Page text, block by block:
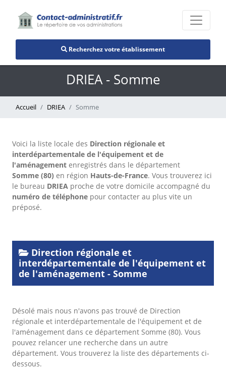
Recherchez votre établissement
DRIEA - Somme
Accueil DRIEA Somme
Voici la liste locale des Direction régionale et
interdépartementale de l'équipement et de
l'aménagement enregistrés dans le département
Somme (80) en région Hauts-de-France. Vous trouverez ici
le bureau DRIEA proche de votre domicile accompagné du
numéro de téléphone pour contacter au plus vite un
préposé.
Direction régionale et
interdépartementale de l'équipement et
de l'aménagement - Somme
Désolé mais nous n'avons pas trouvé de Direction
régionale et interdépartementale de l'équipement et de
l'aménagement dans ce département Somme (80). Vous
pouvez relancer une recherche dans un autre
département. Vous trouverez la liste des départements ci-
dessous.